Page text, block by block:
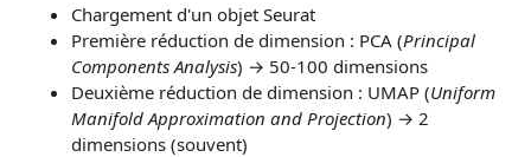
Chargement d'un objet Seurat
Première réduction de dimension : PCA (Principal
Components Analysis) → 50-100 dimensions
Deuxième réduction de dimension : UMAP (Uniform
Manifold Approximation and Projection) → 2
dimensions (souvent)